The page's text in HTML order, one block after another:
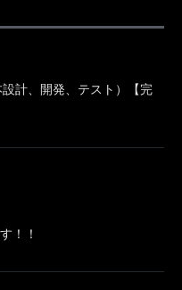
計、開発、テスト）【完
！！